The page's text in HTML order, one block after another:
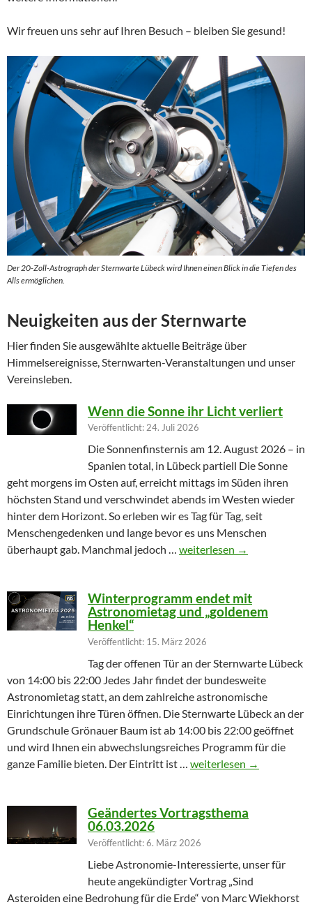
Wir freuen uns sehr auf Ihren Besuch – bleiben Sie gesund!
Der 20-Zoll-Astrograph der Sternwarte Lübeck wird Ihnen einen Blick in die Tiefen des
Alls ermöglichen.
Neuigkeiten aus der Sternwarte
Hier finden Sie ausgewählte aktuelle Beiträge über
Himmelsereignisse, Sternwarten-Veranstaltungen und unser
Vereinsleben.
Wenn die Sonne ihr Licht verliert
Veröffentlicht: 24. Juli 2026
Die Sonnenfinsternis am 12. August 2026 – in
Spanien total, in Lübeck partiell Die Sonne
geht morgens im Osten auf, erreicht mittags im Süden ihren
höchsten Stand und verschwindet abends im Westen wieder
hinter dem Horizont. So erleben wir es Tag für Tag, seit
Menschengedenken und lange bevor es uns Menschen
überhaupt gab. Manchmal jedoch … Wenn die Sonne ihr Licht
weiterlesen →
Winterprogramm endet mit
Astronomietag und „goldenem
Henkel“
Veröffentlicht: 15. März 2026
Tag der offenen Tür an der Sternwarte Lübeck
von 14:00 bis 22:00 Jedes Jahr findet der bundesweite
Astronomietag statt, an dem zahlreiche astronomische
Einrichtungen ihre Türen öffnen. Die Sternwarte Lübeck an der
Grundschule Grönauer Baum ist ab 14:00 bis 22:00 geöffnet
und wird Ihnen ein abwechslungsreiches Programm für die
ganze Familie bieten. Der Eintritt ist … Winterprogramm endet
weiterlesen →
Geändertes Vortragsthema
06.03.2026
Veröffentlicht: 6. März 2026
Liebe Astronomie-Interessierte, unser für
heute angekündigter Vortrag „Sind
Asteroiden eine Bedrohung für die Erde“ von Marc Wiekhorst